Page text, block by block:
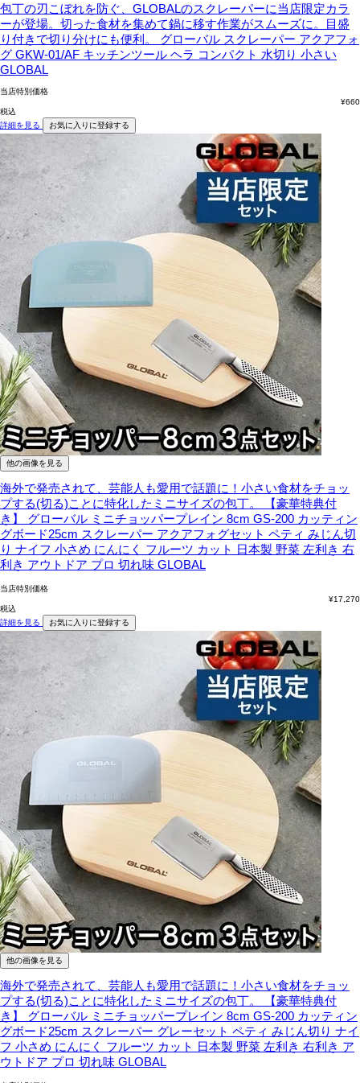
包丁の刃こぼれを防ぐ、GLOBALのスクレーパーに当店限定カラ
ーが登場。切った食材を集めて鍋に移す作業がスムーズに。目盛
り付きで切り分けにも便利。
グローバル スクレーパー アクアフォ
グ GKW-01/AF キッチンツール ヘラ コンパクト 水切り 小さい
GLOBAL
当店特別価格
¥660
税込
詳細を見る
お気に入りに登録する
他の画像を見る
海外で発売されて、芸能人も愛用で話題に！小さい食材をチョッ
プする(切る)ことに特化したミニサイズの包丁。
【豪華特典付
き】 グローバル ミニチョッパープレイン 8cm GS-200 カッティン
グボード25cm スクレーパー アクアフォグセット ペティ みじん切
り ナイフ 小さめ にんにく フルーツ カット 日本製 野菜 左利き 右
利き アウトドア プロ 切れ味 GLOBAL
当店特別価格
¥17,270
税込
詳細を見る
お気に入りに登録する
他の画像を見る
海外で発売されて、芸能人も愛用で話題に！小さい食材をチョッ
プする(切る)ことに特化したミニサイズの包丁。
【豪華特典付
き】 グローバル ミニチョッパープレイン 8cm GS-200 カッティン
グボード25cm スクレーパー グレーセット ペティ みじん切り ナイ
フ 小さめ にんにく フルーツ カット 日本製 野菜 左利き 右利き ア
ウトドア プロ 切れ味 GLOBAL